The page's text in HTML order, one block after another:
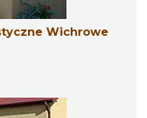
Wichrowe